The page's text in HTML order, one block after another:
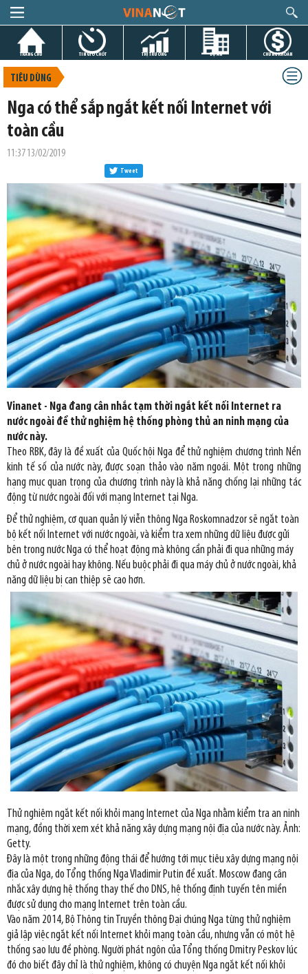
TRANG CHỦ TIN GIỜ CHÓT THỊ TRƯỜNG DỰ ÁN CHỨNG KHOÁN
TIÊU DÙNG
Nga có thể sắp ngắt kết nối Internet với
toàn cầu
11:37 13/02/2019
Tweet
Vinanet - Nga đang cân nhắc tạm thời ngắt kết nối Internet ra
nước ngoài để thử nghiệm hệ thống phòng thủ an ninh mạng của
nước này.
Theo RBK, đây là đề xuất của Quốc hội Nga để thử nghiệm chương trình Nền
kinh tế số của nước này, được soạn thảo vào năm ngoái. Một trong những
hạng mục quan trọng của chương trình này là khả năng chống lại những tác
động từ nước ngoài đối với mạng Internet tại Nga.
Để thử nghiệm, cơ quan quản lý viễn thông Nga Roskomnadzor sẽ ngắt toàn
bộ kết nối Internet với nước ngoài, và kiểm tra xem những dữ liệu được gửi
bên trong nước Nga có thể hoạt động mà không cần phải đi qua những máy
chủ ở nước ngoài hay không. Nếu buộc phải đi qua máy chủ ở nước ngoài, khả
năng dữ liệu bị can thiệp sẽ cao hơn.
Thử nghiệm ngắt kết nối khỏi mạng Internet của Nga nhằm kiểm tra an ninh
mạng, đồng thời xem xét khả năng xây dựng mạng nội địa của nước này. Ảnh:
Getty.
Đây là một trong những động thái để hướng tới mục tiêu xây dựng mạng nội
địa của Nga, do Tổng thống Nga Vladimir Putin đề xuất. Moscow đang cân
nhắc xây dựng hệ thống thay thế cho DNS, hệ thống định tuyến tên miền
được sử dụng cho mạng Internet trên toàn cầu.
Vào năm 2014, Bộ Thông tin Truyền thông Đại chúng Nga từng thử nghiệm
giả lập việc ngắt kết nối Internet khỏi mạng toàn cầu, nhưng vẫn có một hệ
thống sao lưu đề phòng. Người phát ngôn của Tổng thống Dmitry Peskov lúc
đó cho biết đây chỉ là thử nghiệm, không có chuyện Nga ngắt kết nối khỏi